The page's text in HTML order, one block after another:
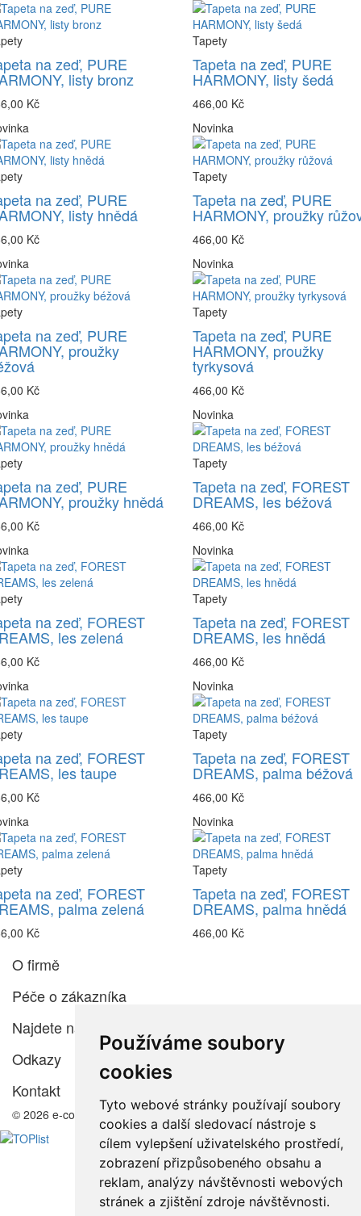
Používáme soubory
cookies
Tyto webové stránky používají soubory
cookies a další sledovací nástroje s
cílem vylepšení uživatelského prostředí,
zobrazení přizpůsobeného obsahu a
reklam, analýzy návštěvnosti webových
stránek a zjištění zdroje návštěvnosti.
na zeď, PURE
listy bronz
Kč
Tapety
Tapeta na zeď, PURE
HARMONY, listy šedá
466,00 Kč
na zeď, PURE
listy hnědá
Kč
Novinka
Tapety
Tapeta na zeď, PURE
HARMONY, proužky
466,00 Kč
na zeď, PURE
proužky
Kč
Novinka
Tapety
Tapeta na zeď, PURE
HARMONY, proužky
tyrkysová
466,00 Kč
na zeď, PURE
proužky hnědá
Kč
Novinka
Tapety
Tapeta na zeď, FOREST
DREAMS, les béžová
466,00 Kč
na zeď, FOREST
les zelená
Kč
Novinka
Tapety
Tapeta na zeď, FOREST
DREAMS, les hnědá
466,00 Kč
na zeď, FOREST
les taupe
Kč
Novinka
Tapety
Tapeta na zeď, FOREST
DREAMS, palma béžová
466,00 Kč
na zeď, FOREST
palma zelená
Kč
Novinka
Tapety
Tapeta na zeď, FOREST
DREAMS, palma hnědá
466,00 Kč
O firmě
Péče o zákazníka
Najdete nás
Odkazy
Kontakt
© 2026 e-color.cz